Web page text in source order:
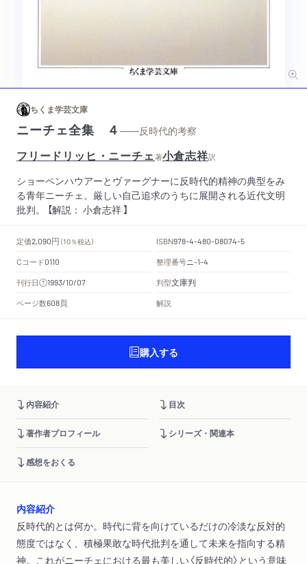
ちくま学芸文庫
ニーチェ全集 ４——反時代的考察
フリードリッヒ・ニーチェ著小倉志祥訳
ショーペンハウアーとヴァーグナーに反時代的精神の典型をみ
る青年ニーチェ。厳しい自己追求のうちに展開される近代文明
批判。 【解説： 小倉志祥 】
定価2,090円 （10％税込） ISBN978-4-480-08074-5
Cコード0110 整理番号ニ-1-4
刊行日 1993/10/07 判型文庫判
ページ数608頁 解説
購入する
内容紹介 目次
著作者プロフィール シリーズ・関連本
感想をおくる
内容紹介
反時代的とは何か。時代に背を向けているだけの冷淡な反対的
態度ではなく、積極果敢な時代批判を通して未来を指向する精
神。これがニーチェにおける最も美しい〈反時代的〉という意味